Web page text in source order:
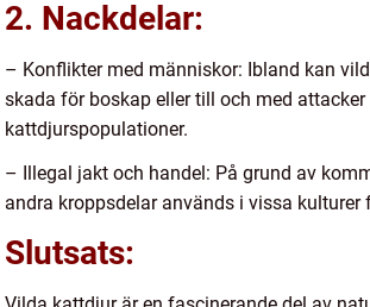
2. Nackdelar:
– Konflikter med människor: Ibland kan
skada för boskap eller till och med
kattdjurspopulationer.
– Illegal jakt och handel: På grund av
andra kroppsdelar används i vissa
Slutsats: